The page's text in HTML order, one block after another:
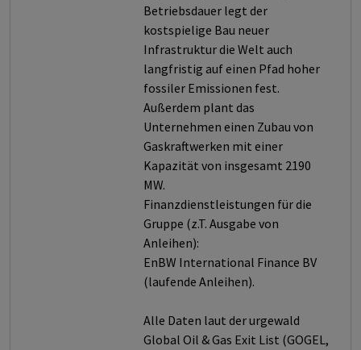
Betriebsdauer legt der
kostspielige Bau neuer
Infrastruktur die Welt auch
langfristig auf einen Pfad hoher
fossiler Emissionen fest.
Außerdem plant das
Unternehmen einen Zubau von
Gaskraftwerken mit einer
Kapazität von insgesamt 2190
MW.
Finanzdienstleistungen für die
Gruppe (z.T. Ausgabe von
Anleihen):
EnBW International Finance BV
(laufende Anleihen).
Alle Daten laut der urgewald
Global Oil & Gas Exit List (GOGEL,